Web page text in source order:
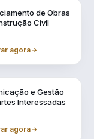
de Obras
Civil
agora
e Gestão
Interessadas
agora